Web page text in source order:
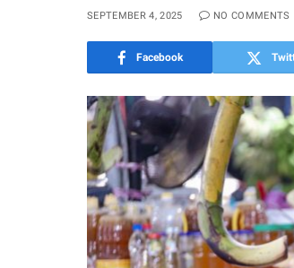
SEPTEMBER 4, 2025 NO COMMENTS
Facebook